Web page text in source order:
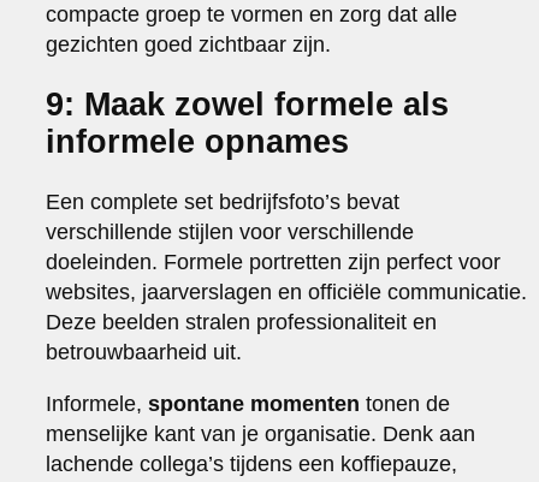
compacte groep te vormen en zorg dat alle
gezichten goed zichtbaar zijn.
9: Maak zowel formele als
informele opnames
Een complete set bedrijfsfoto’s bevat
verschillende stijlen voor verschillende
doeleinden. Formele portretten zijn perfect voor
websites, jaarverslagen en officiële communicatie.
Deze beelden stralen professionaliteit en
betrouwbaarheid uit.
Informele,spontane momenten tonen de
menselijke kant van je organisatie. Denk aan
lachende collega’s tijdens een koffiepauze,